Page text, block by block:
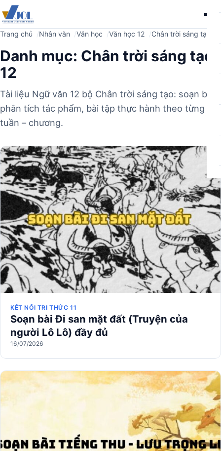
Trang chủ Nhân văn Văn học Văn học 12 Chân trời sáng tạo 12
Danh mục: Chân trời sáng tạo
12
Tài liệu Ngữ văn 12 bộ Chân trời sáng tạo: soạn bài,
phân tích tác phẩm, bài tập thực hành theo từng
tuần – chương.
KẾT NỐI TRI THỨC 11
Soạn bài Đi san mặt đất (Truyện của
người Lô Lô) đầy đủ
16/07/2026